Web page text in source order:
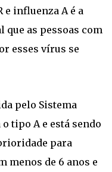
e influenza A é a
que as pessoas com
esses vírus se
pelo Sistema
tipo A e está sendo
para
menos de 6 anos e